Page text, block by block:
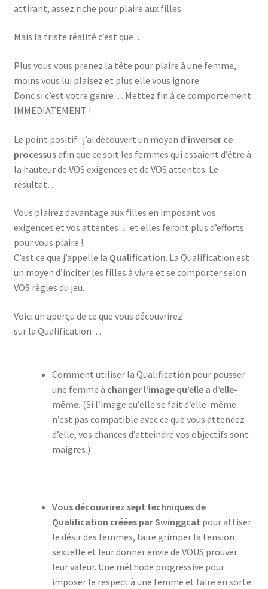
attirant, assez riche pour plaire aux filles.
Mais la triste réalité c’est que…
Plus vous vous prenez la tête pour plaire à une femme,
moins vous lui plaisez et plus elle vous ignore.
Donc si c’est votre genre… Mettez fin à ce comportement
IMMEDIATEMENT !
Le point positif : j’ai découvert un moyen d’inverser ce
processusafin que ce soit les femmes qui essaient d’être à
la hauteur de VOS exigences et de VOS attentes. Le
résultat…
Vous plairez davantage aux filles en imposant vos
exigences et vos attentes… et elles feront plus d’efforts
pour vous plaire !
C’est ce que j’appelle la Qualification. La Qualification est
un moyen d’inciter les filles à vivre et se comporter selon
VOS règles du jeu.
Voici un aperçu de ce que vous découvrirez
sur la Qualification…
Comment utiliser la Qualification pour pousser
une femme à changer l’image qu’elle a d’elle-
même. (Si l’image qu’elle se fait d’elle-même
n’est pas compatible avec ce que vous attendez
d’elle, vos chances d’atteindre vos objectifs sont
maigres.)
Vous découvrirez sept techniques de
Qualification créées par Swinggcat pour attiser
le désir des femmes, faire grimper la tension
sexuelle et leur donner envie de VOUS prouver
leur valeur. Une méthode progressive pour
imposer le respect à une femme et faire en sorte